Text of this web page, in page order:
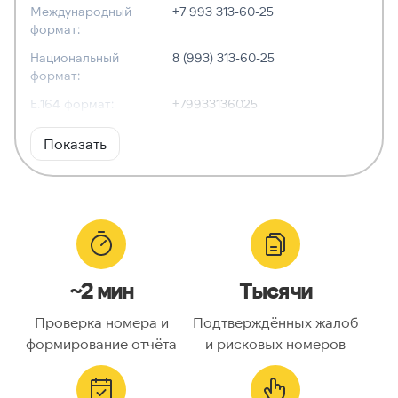
Международный
формат:
+7 993 313-60-25
Национальный
формат:
8 (993) 313-60-25
E.164 формат:
+79933136025
RFC3966
формат:
Тип номера:
Оператор связи:
Национальный
9933136025
Код страны:
ГЕОЛОКАЦИЯ
Показать
~2 мин
Проверка номера и
формирование отчёта
Тысячи
Подтверждённых жалоб
и рисковых номеров